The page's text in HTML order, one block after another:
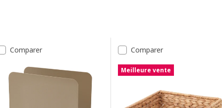
Liste des résultats
Comparer Comparer
Meilleure vente